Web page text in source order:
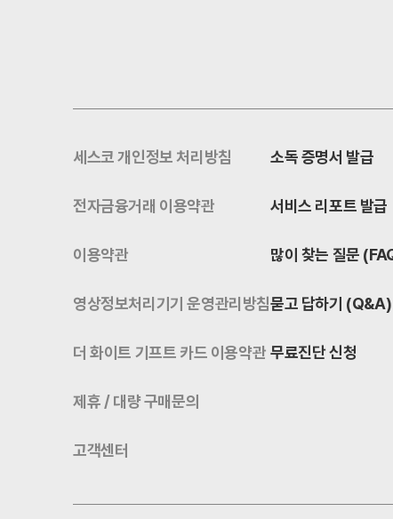
세스코 개인정보 처리방침
전자금융거래 이용약관
이용약관
영상정보처리기기 운영관리방침
더 화이트 기프트 카드 이용약관
제휴 / 대량 구매문의
고객센터
소독 증명서 발급
서비스 리포트 발급
많이 찾는 질문
묻고 답하기 (Q&A)
무료진단 신청